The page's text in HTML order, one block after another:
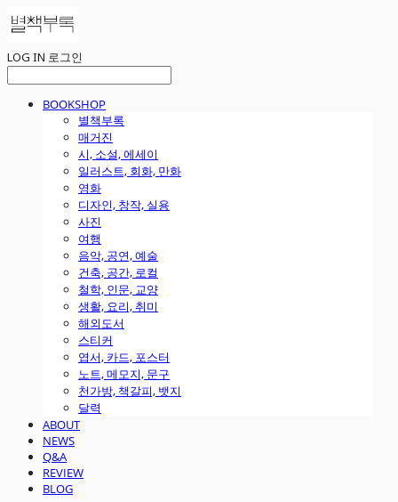
LOG IN 로그인
BOOKSHOP
별책부록
매거진
시, 소설, 에세이
일러스트, 회화, 만화
영화
디자인, 창작, 실용
사진
여행
음악, 공연, 예술
건축, 공간, 로컬
철학, 인문, 교양
생활, 요리, 취미
해외도서
스티커
엽서, 카드, 포스터
노트, 메모지, 문구
천가방, 책갈피, 뱃지
달력
ABOUT
NEWS
Q&A
REVIEW
BLOG